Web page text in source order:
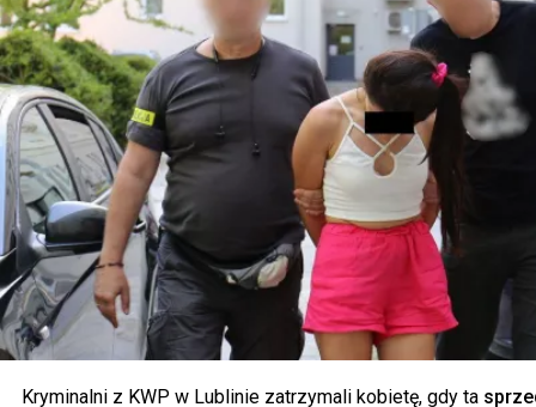
Kryminalni z KWP w Lublinie zatrzymali kobietę, gdy ta